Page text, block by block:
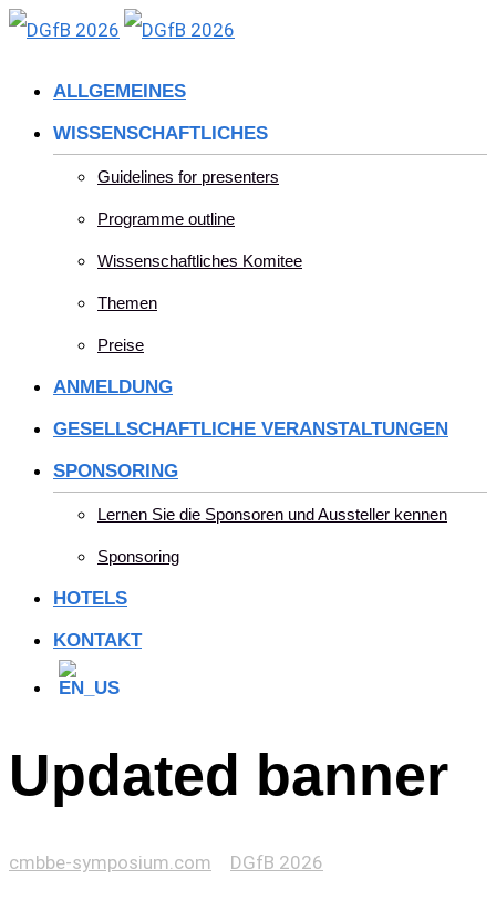
Skip
ALLGEMEINES
WISSENSCHAFTLICHES
Guidelines for presenters
Programme outline
Wissenschaftliches Komitee
Themen
Preise
ANMELDUNG
GESELLSCHAFTLICHE VERANSTALTUNGEN
SPONSORING
Lernen Sie die Sponsoren und Aussteller kennen
Sponsoring
HOTELS
KONTAKT
Updated banner
cmbbe-symposium.com DGfB 2026